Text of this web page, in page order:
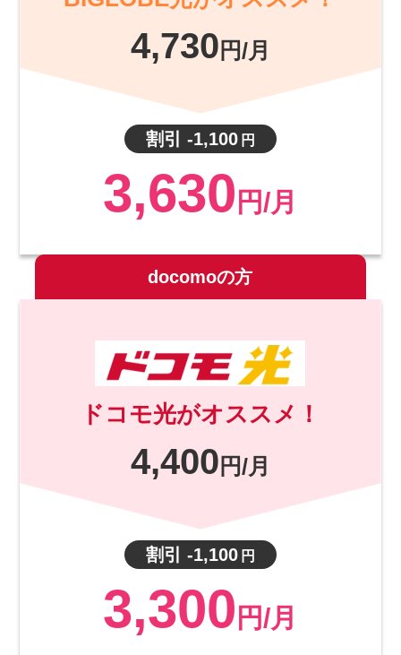
4,730 円/月
割引 -1,100 円
3,630 円/月
docomoの方
ドコモ光がオススメ！
4,400 円/月
割引 -1,100 円
3,300 円/月